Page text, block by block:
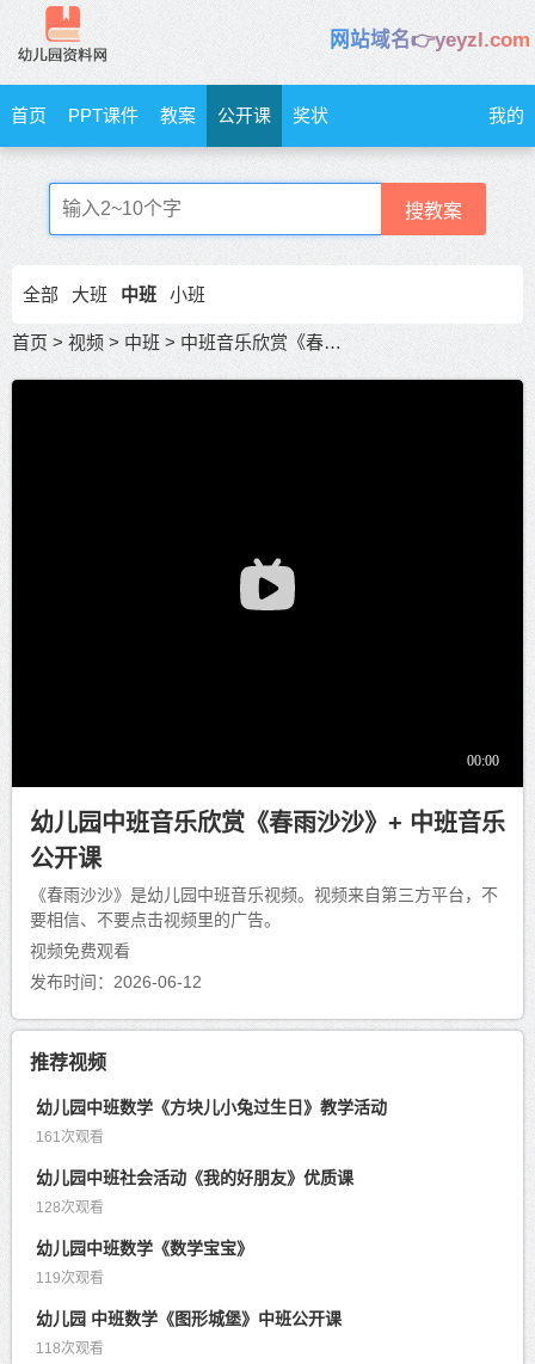
网站域名👉yeyzl.com
首页 PPT课件 教案 公开课 奖状 我的
搜教案
全部 大班 中班 小班
首页 > 视频 > 中班 > 中班音乐欣赏《春雨沙沙》+ 中班音乐公开课
幼儿园中班音乐欣赏《春雨沙沙》+ 中班音乐
公开课
《春雨沙沙》是幼儿园中班音乐视频。视频来自第三方平台，不
要相信、不要点击视频里的广告。
视频免费观看
发布时间：2026-06-12
推荐视频
幼儿园中班数学《方块儿小兔过生日》教学活动
161次观看
幼儿园中班社会活动《我的好朋友》优质课
128次观看
幼儿园中班数学《数学宝宝》
119次观看
幼儿园 中班数学《图形城堡》中班公开课
118次观看